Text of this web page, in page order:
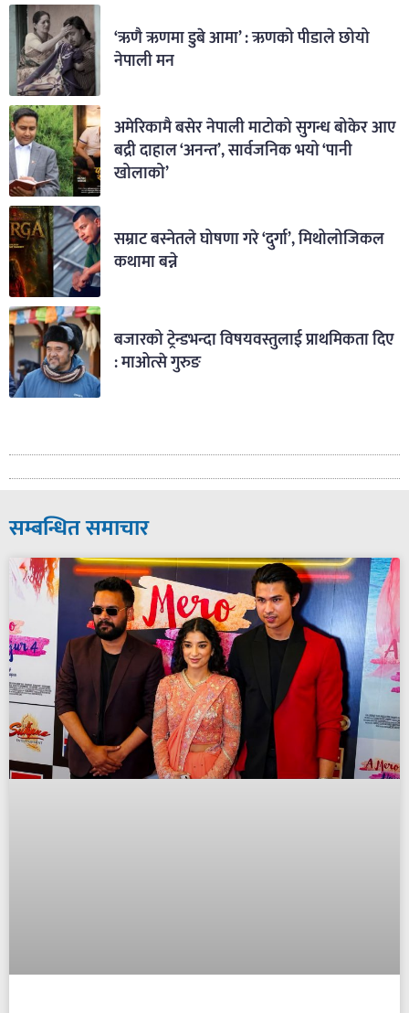
‘ऋणै ऋणमा डुबे आमा’ : ऋणको पीडाले छोयो
नेपाली मन
अमेरिकामै बसेर नेपाली माटोको सुगन्ध बोकेर आए
बद्री दाहाल ‘अनन्त’, सार्वजनिक भयो ‘पानी
खोलाको’
सम्राट बस्नेतले घोषणा गरे ‘दुर्गा’, मिथोलोजिकल
कथामा बन्ने
बजारको ट्रेन्डभन्दा विषयवस्तुलाई प्राथमिकता दिए
: माओत्से गुरुङ
सम्बन्धित समाचार